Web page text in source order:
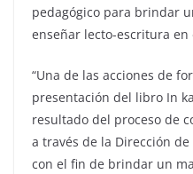
pedagógico para brindar
enseñar lecto-escritura en
“Una de las acciones de
presentación del libro In
resultado del proceso de
a través de la Dirección
con el fin de brindar un